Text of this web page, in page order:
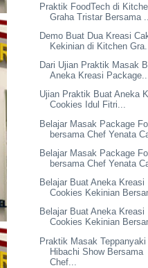
Praktik FoodTech di
Graha Tristar Bersama ...
Demo Buat Dua Kreasi
Kekinian di Kitchen Gra...
Dari Ujian Praktik Masak
Aneka Kreasi
Ujian Praktik Buat Aneka
Cookies Idul Fitri...
Belajar Masak Package
bersama Chef Yenata
Belajar Masak Package
bersama Chef Yenata
Belajar Buat Aneka Kreasi
Cookies Kekinian
Belajar Buat Aneka Kreasi
Cookies Kekinian
Praktik Masak Teppanyaki
Hibachi Show Bersama
Chef...